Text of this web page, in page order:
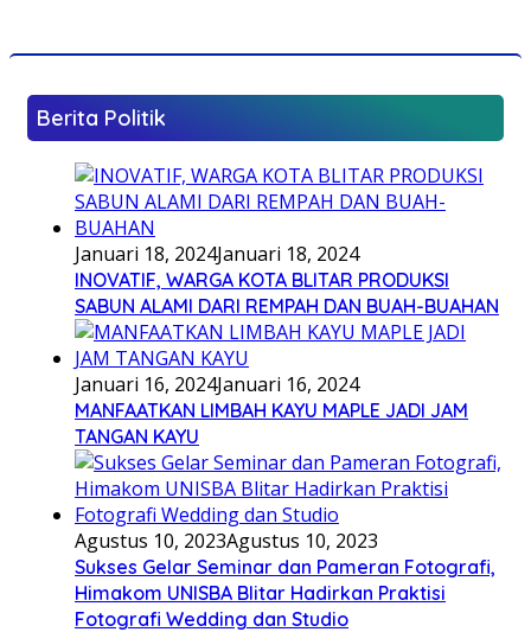
Berita Politik
Januari 18, 2024Januari 18, 2024
INOVATIF, WARGA KOTA BLITAR PRODUKSI
SABUN ALAMI DARI REMPAH DAN BUAH-BUAHAN
Januari 16, 2024Januari 16, 2024
MANFAATKAN LIMBAH KAYU MAPLE JADI JAM
TANGAN KAYU
Agustus 10, 2023Agustus 10, 2023
Sukses Gelar Seminar dan Pameran Fotografi,
Himakom UNISBA Blitar Hadirkan Praktisi
Fotografi Wedding dan Studio